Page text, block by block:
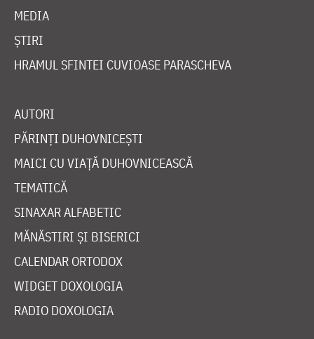
MEDIA
ȘTIRI
HRAMUL SFINTEI CUVIOASE PARASCHEVA
AUTORI
PĂRINȚI DUHOVNICEȘTI
MAICI CU VIAȚĂ DUHOVNICEASCĂ
TEMATICĂ
SINAXAR ALFABETIC
MĂNĂSTIRI ȘI BISERICI
CALENDAR ORTODOX
WIDGET DOXOLOGIA
RADIO DOXOLOGIA